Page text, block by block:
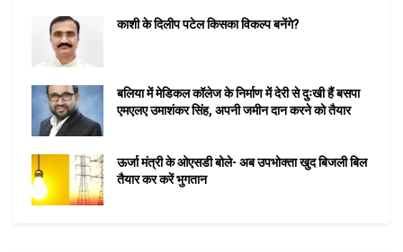
काशी के दिलीप पटेल किसका विकल्प बनेंगे?
बलिया में मेडिकल कॉलेज के निर्माण में देरी से दुःखी हैं बसपा
एमएलए उमाशंकर सिंह, अपनी जमीन दान करने को तैयार
ऊर्जा मंत्री के ओएसडी बोले- अब उपभोक्ता खुद बिजली बिल
तैयार कर करें भुगतान